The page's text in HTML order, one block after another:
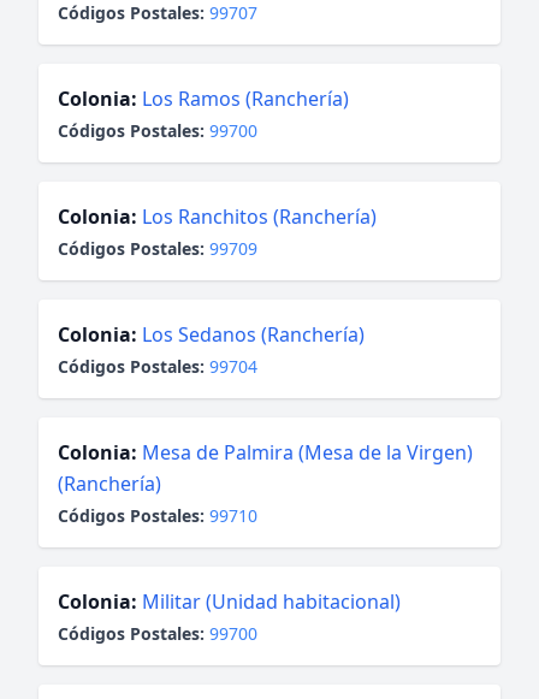
Códigos Postales: 99707
Colonia: Los Ramos (Ranchería)
Códigos Postales: 99700
Colonia: Los Ranchitos (Ranchería)
Códigos Postales: 99709
Colonia: Los Sedanos (Ranchería)
Códigos Postales: 99704
Colonia: Mesa de Palmira (Mesa de la Virgen)
(Ranchería)
Códigos Postales: 99710
Colonia: Militar (Unidad habitacional)
Códigos Postales: 99700